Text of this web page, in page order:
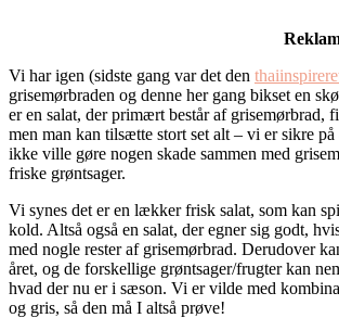
Vi har igen (sidste gang var det den
grisemørbraden og denne her gang bikset en
er en salat, der primært består af grisemørbrad,
men man kan tilsætte stort set alt – vi er sikre
ikke ville gøre nogen skade sammen med
friske grøntsager.
Vi synes det er en lækker frisk salat, som kan
kold. Altså også en salat, der egner sig godt,
med nogle rester af grisemørbrad. Derudover
året, og de forskellige grøntsager/frugter kan
hvad der nu er i sæson. Vi er vilde med
og gris, så den må I altså prøve!